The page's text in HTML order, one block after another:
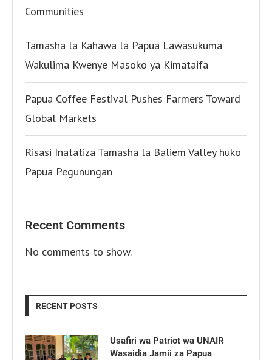
Communities
Tamasha la Kahawa la Papua Lawasukuma
Wakulima Kwenye Masoko ya Kimataifa
Papua Coffee Festival Pushes Farmers Toward
Global Markets
Risasi Inatatiza Tamasha la Baliem Valley huko
Papua Pegunungan
Recent Comments
No comments to show.
RECENT POSTS
Usafiri wa Patriot wa UNAIR
Wasaidia Jamii za Papua